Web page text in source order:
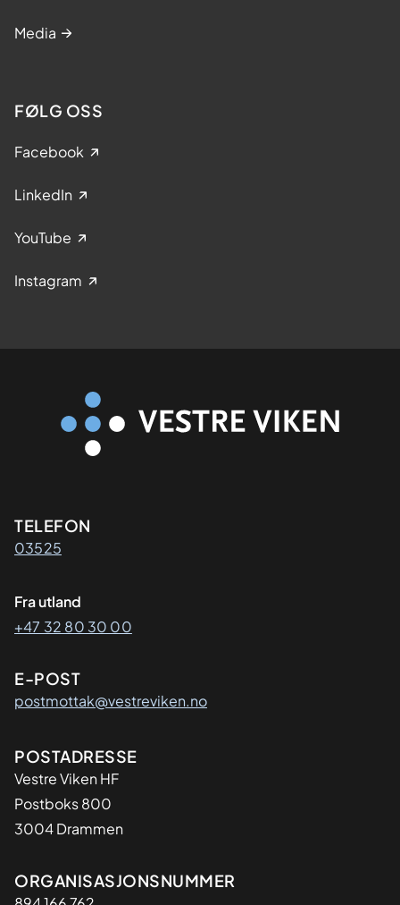
Media
FØLG OSS
Facebook
LinkedIn
YouTube
Instagram
Kontaktinformasjon
TELEFON
03525
Fra utland
+47 32 80 30 00
E-POST
postmottak@vestreviken.no
Adresse
POSTADRESSE
Vestre Viken HF
Postboks 800
3004 Drammen
Organisasjon
ORGANISASJONSNUMMER